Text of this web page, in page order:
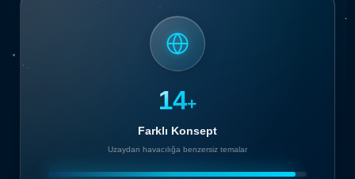
15+
Farklı Konsept
Uzaydan havacılığa benzersiz temalar